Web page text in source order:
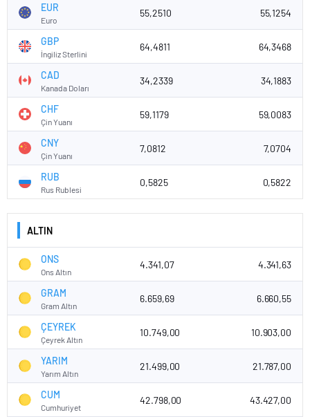
EUR
Euro
55,2510 55,1254
GBP
İngiliz Sterlini
64,4811 64,3468
CAD
Kanada Doları
34,2339 34,1883
CHF
Çin Yuanı
59,1179 59,0083
CNY
Çin Yuanı
7,0812 7,0704
RUB
Rus Rublesi
0,5825 0,5822
ALTIN
ONS
Ons Altın
4.341,07 4.341,63
GRAM
Gram Altın
6.659,69 6.660,55
ÇEYREK
Çeyrek Altın
10.749,00 10.903,00
YARIM
Yarım Altın
21.499,00 21.787,00
CUM
Cumhuriyet
42.798,00 43.427,00